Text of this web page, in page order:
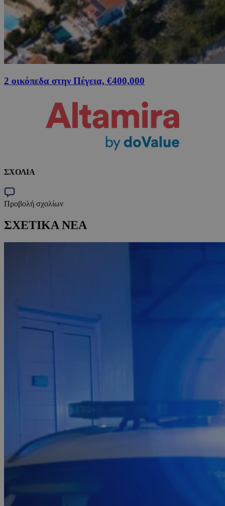
2 οικόπεδα στην Πέγεια, €400,000
ΣΧΟΛΙΑ
Προβολή σχολίων
ΣΧΕΤΙΚΑ ΝΕΑ